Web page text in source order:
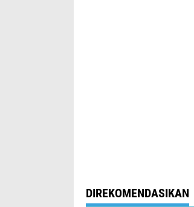
DIREKOMENDASIKAN